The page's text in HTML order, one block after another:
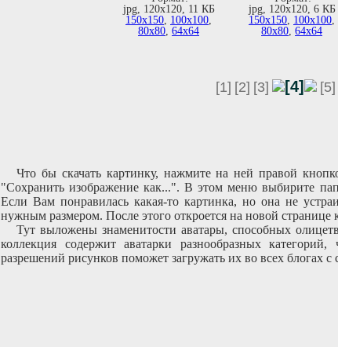
jpg, 120х120, 11 КБ
150х150, 100х100,
80х80, 64х64
jpg, 120х120, 6 КБ
150х150, 100х100,
80х80, 64х64
[1] [2] [3] [4] [5]
Что бы скачать картинку, нажмите на ней правой
"Сохранить изображение как...". В этом меню выбирите
Если Вам понравилась какая-то картинка, но она не
нужным размером. После этого откроется на новой странице
Тут выложены знаменитости аватары, способных
коллекция содержит аватарки разнообразных
разрешений рисунков поможет загружать их во всех блогах